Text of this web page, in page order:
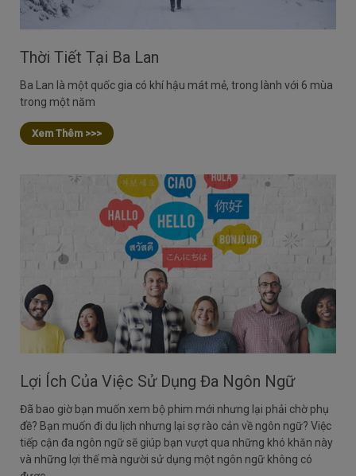
Thời Tiết Tại Ba Lan
Ba Lan là một quốc gia có khí hậu mát mẻ, trong lành với 6 mùa
trong một năm
Xem Thêm >>>
Lợi Ích Của Việc Sử Dụng Đa Ngôn Ngữ
Đã bao giờ bạn muốn xem bộ phim mới nhưng lại phải chờ phụ
đề? Bạn muốn đi du lịch nhưng lại sợ rào cản về ngôn ngữ? Việc
tiếp cận đa ngôn ngữ sẽ giúp bạn vượt qua những khó khăn này
và những lợi thế mà người sử dụng một ngôn ngữ không có